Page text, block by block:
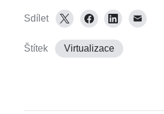
Sdílet
Štítek Virtualizace